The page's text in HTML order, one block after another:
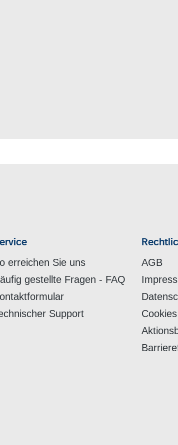
erreichen Sie uns
gestellte Fragen - FAQ
Support
AGB
Cookies